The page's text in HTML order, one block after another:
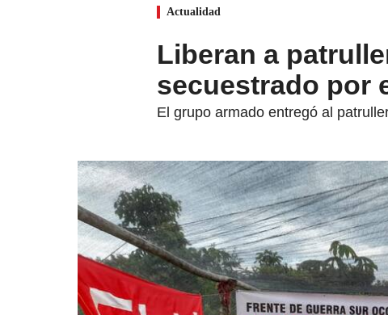
Actualidad
Liberan a
secuestrado por
El grupo armado entregó al